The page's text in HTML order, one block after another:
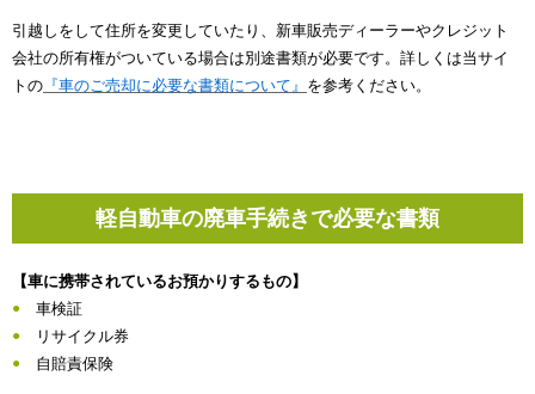
引越しをして住所を変更していたり、新車販売ディーラーやクレジット
会社の所有権がついている場合は別途書類が必要です。詳しくは当サイ
トの 『車のご売却に必要な書類について』 を参考ください。
軽自動車の廃車手続きで必要な書類
【車に携帯されているお預かりするもの】
車検証
リサイクル券
自賠責保険